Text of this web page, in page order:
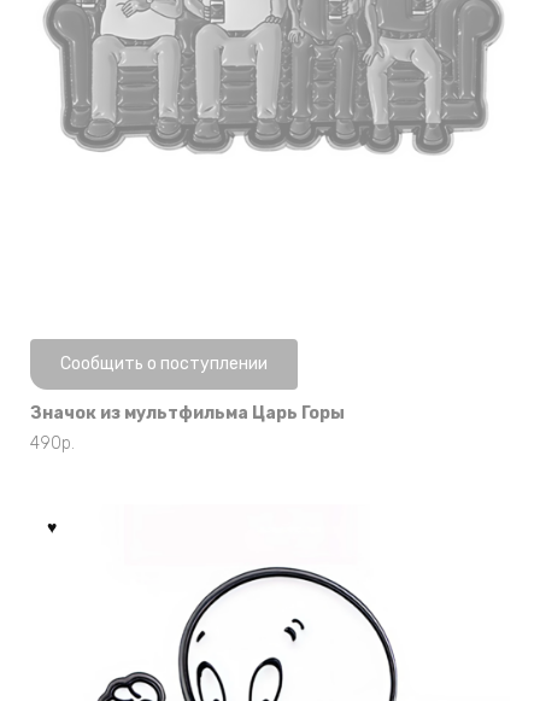
Нет в наличии
Сообщить о поступлении
Значок из мультфильма Царь Горы
490р.